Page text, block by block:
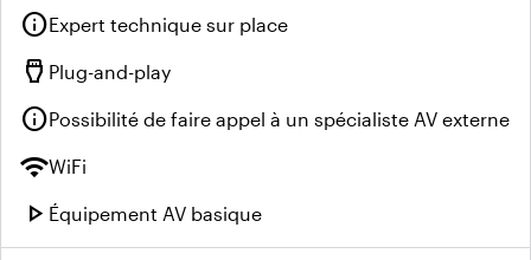
infoExpert technique sur place
settings_input_hdmi Plug-and-play
infoPossibilité de faire appel à un spécialiste AV externe
wifiWiFi
play_arrow Équipement AV basique